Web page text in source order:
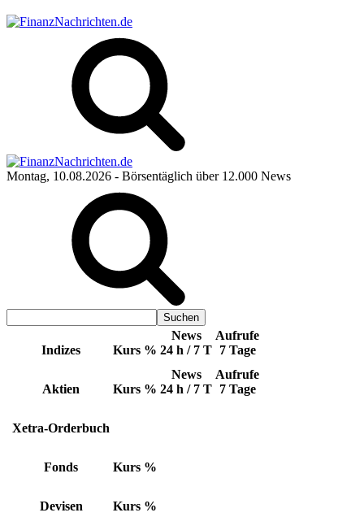
Montag, 10.08.2026 - Börsentäglich über 12.000 News
Indizes Kurs %
News
24 h / 7 T
Aufrufe
7 Tage
Aktien Kurs %
News
24 h / 7 T
Aufrufe
7 Tage
Xetra-Orderbuch
Fonds Kurs %
Devisen Kurs %